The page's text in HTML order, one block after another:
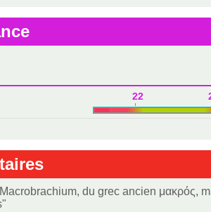
22
Macrobrachium, du grec ancien μακρός,